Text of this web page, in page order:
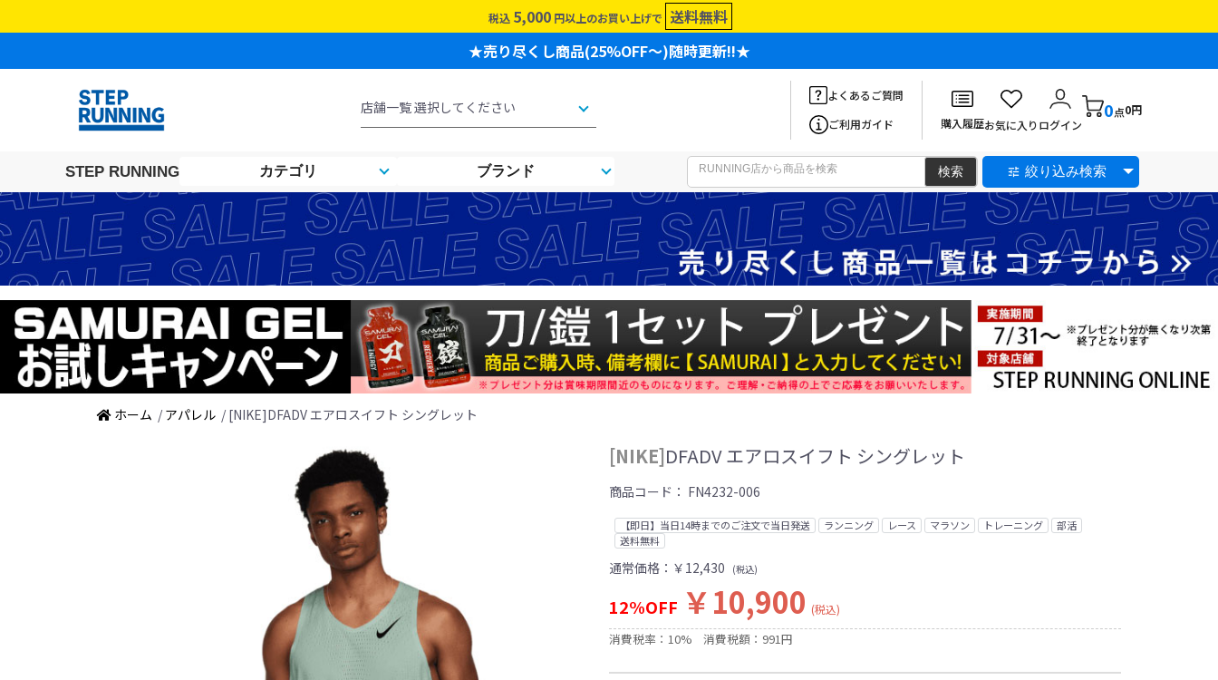
税込 5,000 円以上のお買い上げで 送料無料
★売り尽くし商品(25%OFF～)随時更新!!★
よくあるご質問
ご利用ガイド
購入履歴お気に入りログイン
0点0円
STEP RUNNING カテゴリ ブランド 絞り込み検索
ホーム / アパレル / [NIKE]DFADV エアロスイフト シングレット
[NIKE]DFADV エアロスイフト シングレット
商品コード： FN4232-006
【即日】当日14時までのご注文で当日発送 ランニング レース マラソン トレーニング
部活
送料無料
通常価格： ￥12,430 (税込)
12%OFF ￥10,900 (税込)
消費税率：10% 消費税額：991円